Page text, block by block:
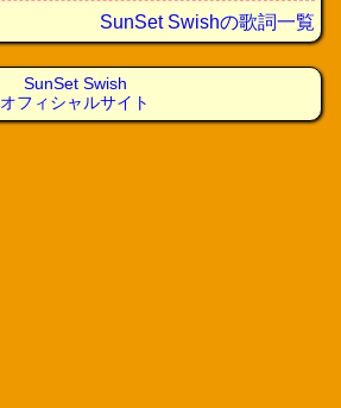
SunSet Swishの歌詞一覧
SunSet Swish
オフィシャルサイト